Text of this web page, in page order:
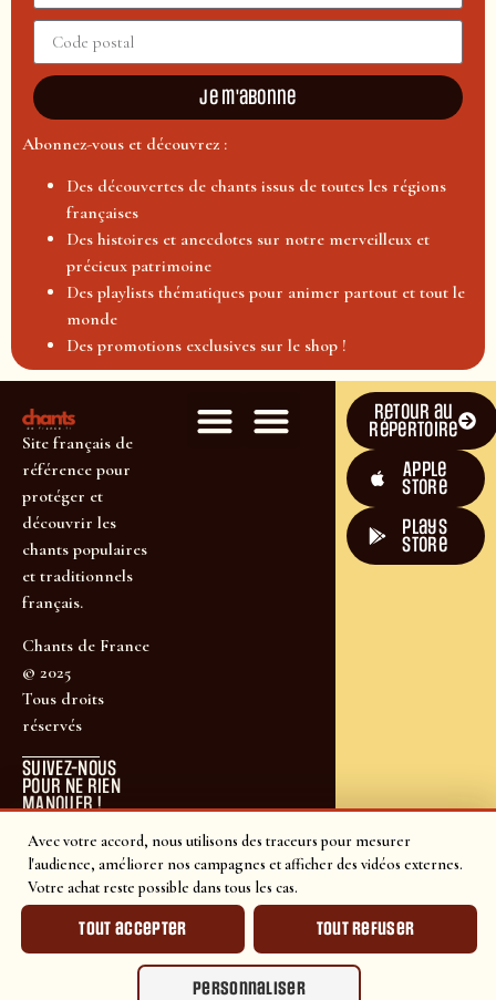
Avec votre accord, nous utilisons des traceurs pour mesurer
l'audience, améliorer nos campagnes et afficher des vidéos externes.
Votre achat reste possible dans tous les cas.
Tout accepter Tout refuser
Personnaliser
Je m'abonne
Abonnez-vous et découvrez :
Des découvertes de chants issus de toutes les régions
françaises
Des histoires et anecdotes sur notre merveilleux et
précieux patrimoine
Des playlists thématiques pour animer partout et tout le
monde
Des promotions exclusives sur le shop !
Site français de
référence pour
protéger et
découvrir les
chants populaires
et traditionnels
français.
Chants de France
© 2025
Tous droits
réservés
SUIVEZ-NOUS
POUR NE RIEN
MANQUER !
Retour au
répertoire
Apple
Store
plays
store